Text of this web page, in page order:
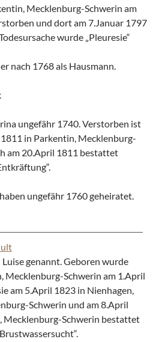
Mecklenburg-Schwerin am
und dort am 7.Januar 1797
wurde „Pleuresie“
nach 1768 als Hausmann.
ungefähr 1740. Verstorben ist
in Parkentin, Mecklenburg-
am 20.April 1811 bestattet
ungefähr 1760 geheiratet.
genannt. Geboren wurde
Mecklenburg-Schwerin am 1.April
am 5.April 1823 in Nienhagen,
Schwerin und am 8.April
Mecklenburg-Schwerin bestattet